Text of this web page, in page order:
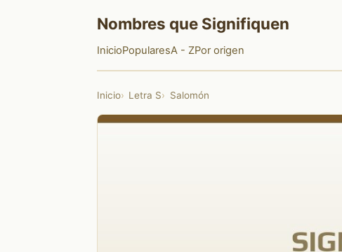
Nombres que Signifiquen
InicioPopularesA - ZPor origen
Inicio Letra S Salomón